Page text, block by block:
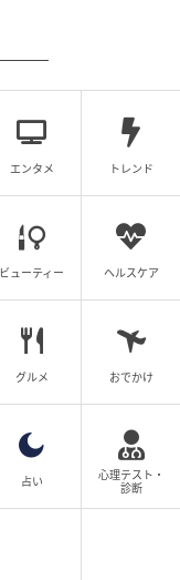
エンタメ トレンド
ビューティー ヘルスケア
グルメ おでかけ
占い
心理テスト・
診断